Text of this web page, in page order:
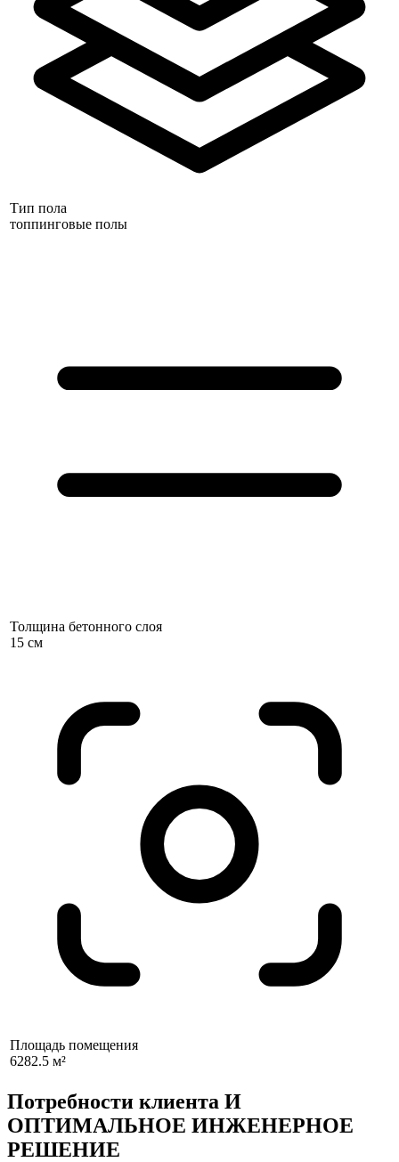
Тип пола
топпинговые полы
Толщина бетонного слоя
15 см
Площадь помещения
6282.5 м²
Потребности клиента И
ОПТИМАЛЬНОЕ ИНЖЕНЕРНОЕ
РЕШЕНИЕ